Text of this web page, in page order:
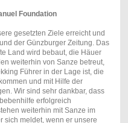
Foundation
gesetzten Ziele erreicht und
der Günzburger Zeitung. Das
Land wird bebaut, die Häuer
weiterhin von Sanze betreut,
Führer in der Lage ist, die
und mit Hilfe der
Wir sind sehr dankbar, dass
erfolgreich
weiterhin mit Sanze im
sich meldet, wenn er unsere